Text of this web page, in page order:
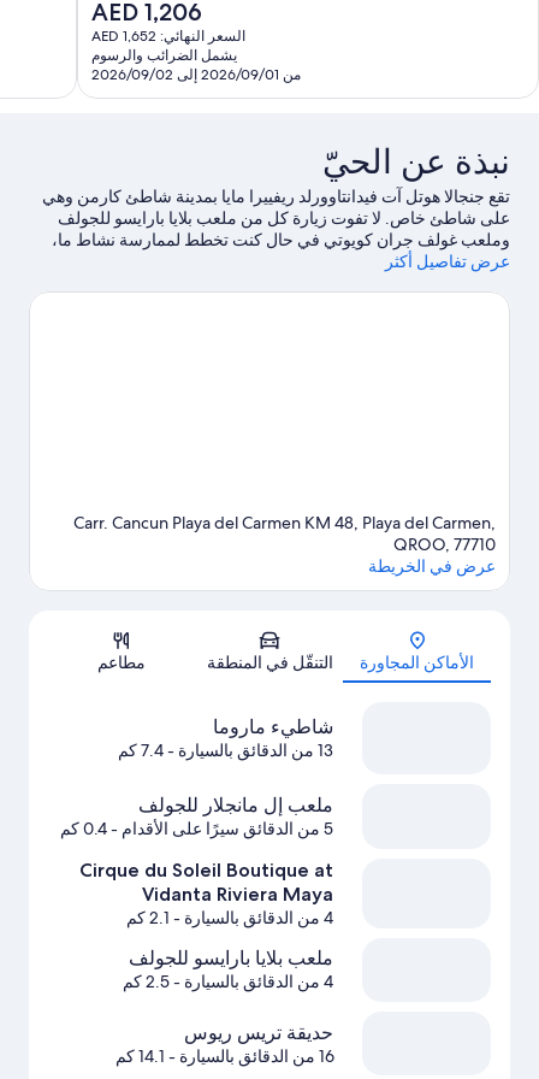
السعر
الحالي
هو
AED
1,206
AED 1,206
السعر النهائي: AED 1,652
يشمل الضرائب والرسوم
من 2026/09/01 إلى 2026/09/02
نبذة عن الحيّ
تقع جنجالا هوتل آت فيدانتاوورلد ريفييرا مايا بمدينة شاطئ كارمن وهي
على شاطئ خاص. لا تفوت زيارة كل من ملعب بلايا بارايسو للجولف
وملعب غولف جران كويوتي في حال كنت تخطط لممارسة نشاط ما،
بينما يُمكن لإولئك الذين يرغبون في الاستمتاع بمشاهدة الجمال الطبيعي
عرض تفاصيل أكثر
Carr. Cancun Playa del Carmen KM 48, Playa del Carmen,
QROO, 77710
عرض في الخريطة
الأماكن المجاورة التنقّل في المنطقة مطاعم
شاطيء ماروما
13 من الدقائق بالسيارة - 7.4 كم
ملعب إل مانجلار للجولف
5 من الدقائق سيرًا على الأقدام - 0.4 كم
Cirque du Soleil Boutique at
Vidanta Riviera Maya
4 من الدقائق بالسيارة - 2.1 كم
ملعب بلايا بارايسو للجولف
4 من الدقائق بالسيارة - 2.5 كم
حديقة تريس ريوس
16 من الدقائق بالسيارة - 14.1 كم